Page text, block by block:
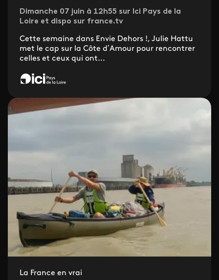
Dimanche 07 juin à 12h55 sur Ici Pays de la
Loire et dispo sur france.tv
Cette semaine dans Envie Dehors !, Julie Hattu
met le cap sur la Côte d’Amour pour rencontrer
celles et ceux qui ont...
La France en vrai